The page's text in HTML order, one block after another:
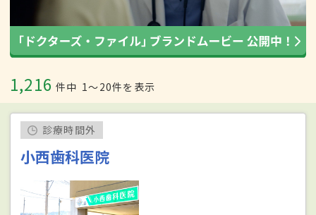
1,216 件中 1〜20件を表示
診療時間外
小西歯科医院